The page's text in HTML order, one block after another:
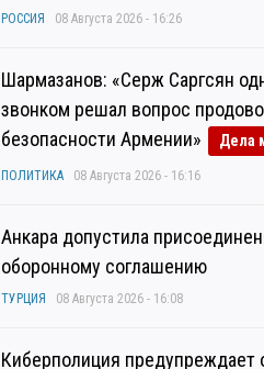
РОССИЯ 08 Августа 2026 - 16:26
Шармазанов: «Серж Саргсян
звонком решал вопрос
безопасности Армении»
Дела
ПОЛИТИКА 08 Августа 2026 - 16:16
Анкара допустила
оборонному соглашению
ТУРЦИЯ 08 Августа 2026 - 16:08
Киберполиция предупреждает